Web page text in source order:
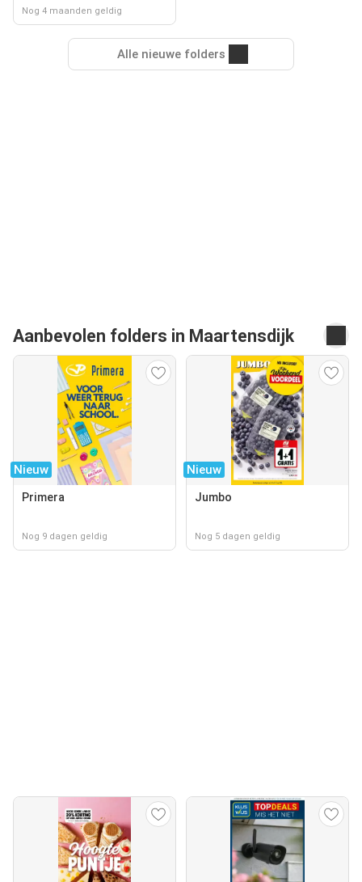
Nog 4 maanden geldig
Alle nieuwe folders
Aanbevolen folders in Maartensdijk
Nieuw
Primera
Nog 9 dagen geldig
Nieuw
Jumbo
Nog 5 dagen geldig